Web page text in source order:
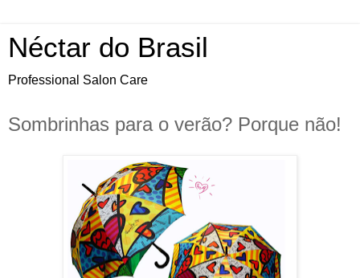
Néctar do Brasil
Professional Salon Care
Sombrinhas para o verão? Porque não!